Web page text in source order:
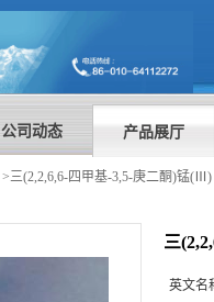
公司动态 产品展厅
>三(2,2,6,6-四甲基-3,5-庚二酮)锰(Ⅲ)
三
英文名